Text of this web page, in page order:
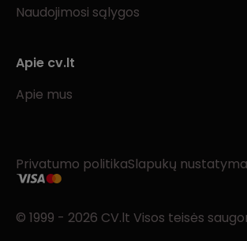
Naudojimosi sąlygos
Apie cv.lt
Apie mus
Privatumo politikaSlapukų
© 1999 - 2026 CV.lt Visos teisės